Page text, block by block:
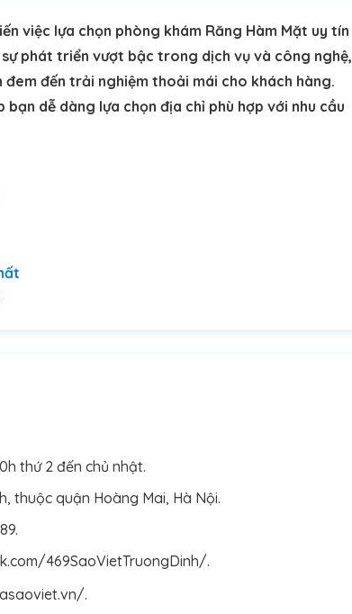
việc lựa chọn phòng khám Răng Hàm Mặt uy tín
phát triển vượt bậc trong dịch vụ và công nghệ,
đến trải nghiệm thoải mái cho khách hàng.
dễ dàng lựa chọn địa chỉ phù hợp với nhu cầu
thứ 2 đến chủ nhật.
thuộc quận Hoàng Mai, Hà Nội.
469SaoVietTruongDinh/.
.